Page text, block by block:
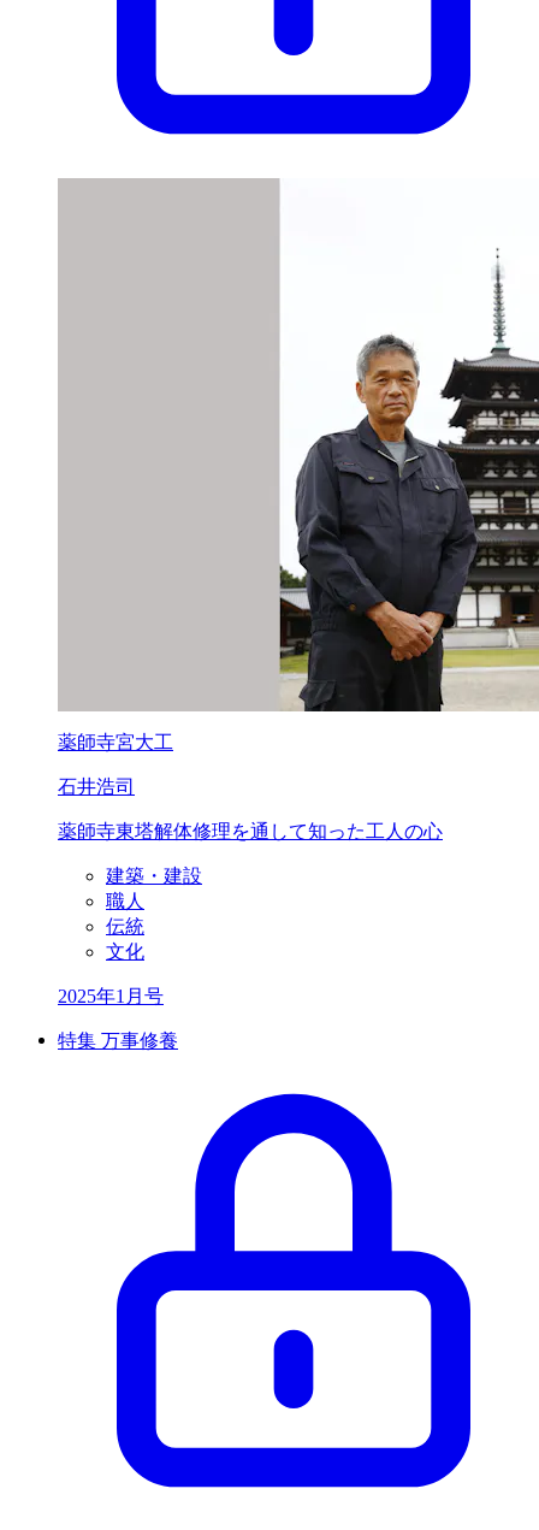
薬師寺宮大工
石井浩司
薬師寺東塔解体修理を通して知った工人の心
建築・建設
職人
伝統
文化
2025年1月号
特集 万事修養